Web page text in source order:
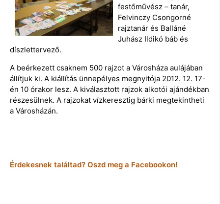
festőművész – tanár,
Felvinczy Csongorné
rajztanár és Balláné
Juhász Ildikó báb és
díszlettervező.
A beérkezett csaknem 500 rajzot a Városháza aulájában
állítjuk ki. A kiállítás ünnepélyes megnyitója 2012. 12. 17-
én 10 órakor lesz. A kiválasztott rajzok alkotói ajándékban
részesülnek. A rajzokat vízkeresztig bárki megtekintheti
a Városházán.
Érdekesnek találtad? Oszd meg a Facebookon!